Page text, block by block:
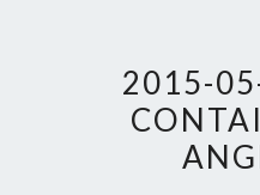
2015-